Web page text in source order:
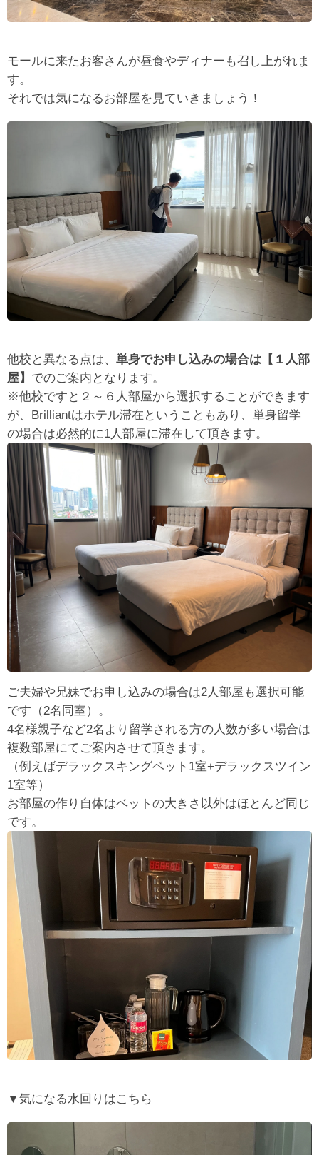
モールに来たお客さんが昼食やディナーも召し上がれま
す。
それでは気になるお部屋を見ていきましょう！
他校と異なる点は、 単身でお申し込みの場合は【１人部
屋】 でのご案内となります。
※他校ですと２～６人部屋から選択することができます
が、Brilliantはホテル滞在ということもあり、単身留学
の場合は必然的に1人部屋に滞在して頂きます。
ご夫婦や兄妹でお申し込みの場合は2人部屋も選択可能
です（2名同室）。
4名様親子など2名より留学される方の人数が多い場合は
複数部屋にてご案内させて頂きます。
（例えばデラックスキングベット1室+デラックスツイン
1室等）
お部屋の作り自体はベットの大きさ以外はほとんど同じ
です。
▼気になる水回りはこちら